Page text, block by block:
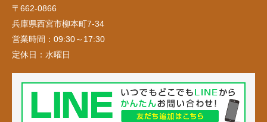
〒662-0866
兵庫県西宮市柳本町7-34
営業時間： 09:30～17:30
定休日： 水曜日